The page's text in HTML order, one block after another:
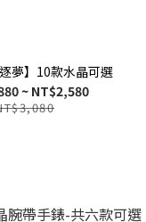
夢】10款水晶可選
~ NT$2,580